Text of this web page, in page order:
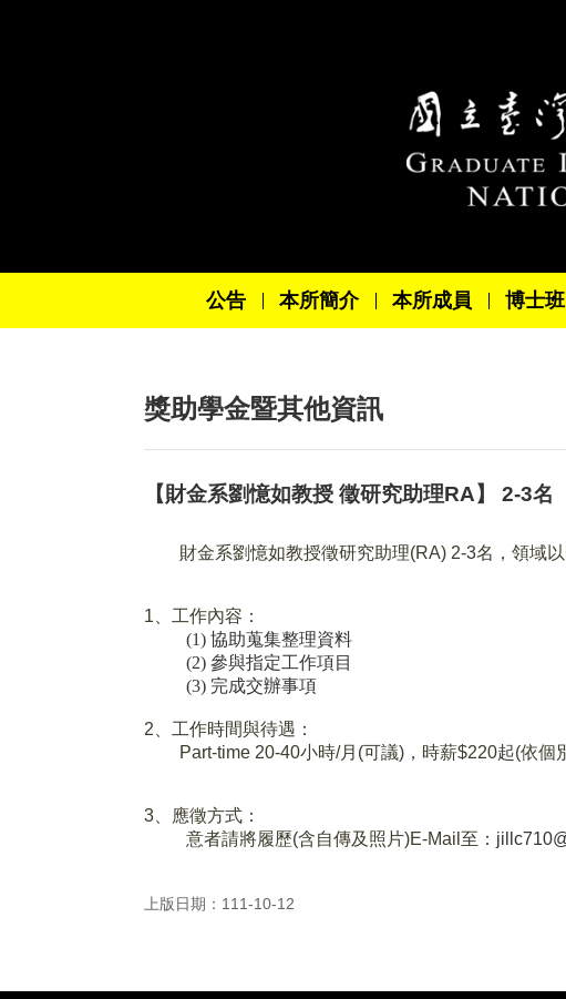
公告 本所簡介 本所成員 博士班
獎助學金暨其他資訊
【財金系劉憶如教授 徵研究助理RA】 2-3名
財金系劉憶如教授徵研究助理(RA) 2-3名， 領域
1 、工作內容：
(1) 協助蒐集整理資料
(2) 參與指定工作項目
(3) 完成交辦事項
2 、工作時間與待遇：
Part-time 20-40小時/月 (可議) ，時薪$220起(依個
3 、應徵方式：
意者請將履歷(含自傳及照片)E-Mail 至：
上版日期：111-10-12